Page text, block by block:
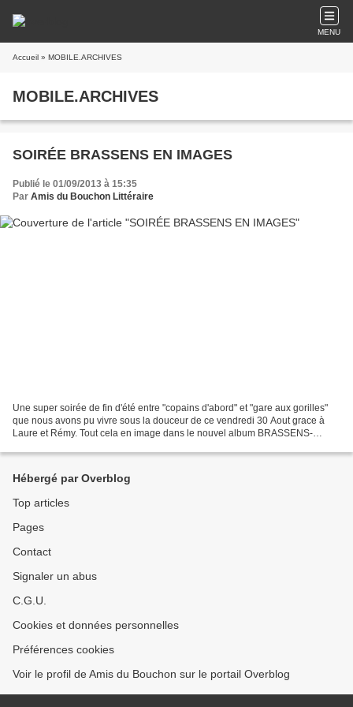
MENU
Accueil » MOBILE.ARCHIVES
MOBILE.ARCHIVES
SOIRÉE BRASSENS EN IMAGES
Publié le 01/09/2013 à 15:35
Par Amis du Bouchon Littéraire
Une super soirée de fin d'été entre "copains d'abord" et "gare aux gorilles"
que nous avons pu vivre sous la douceur de ce vendredi 30 Aout grace à
Laure et Rémy. Tout cela en image dans le nouvel album BRASSENS-
Hébergé par Overblog
Top articles
Pages
Contact
Signaler un abus
C.G.U.
Cookies et données personnelles
Préférences cookies
Voir le profil de Amis du Bouchon sur le portail Overblog